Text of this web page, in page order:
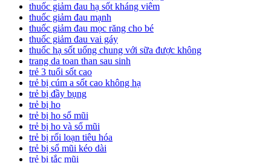
thuốc giảm đau hạ sốt kháng viêm
thuốc giảm đau mạnh
thuốc giảm đau mọc răng cho bé
thuốc giảm đau vai gáy
thuốc hạ sốt uống chung với sữa được không
trang da toan than sau sinh
trẻ 3 tuổi sốt cao
trẻ bị cúm a sốt cao không hạ
trẻ bị đầy bụng
trẻ bị ho
trẻ bị ho sổ mũi
trẻ bị ho và sổ mũi
trẻ bị rối loạn tiêu hóa
trẻ bị sổ mũi kéo dài
trẻ bị tắc mũi